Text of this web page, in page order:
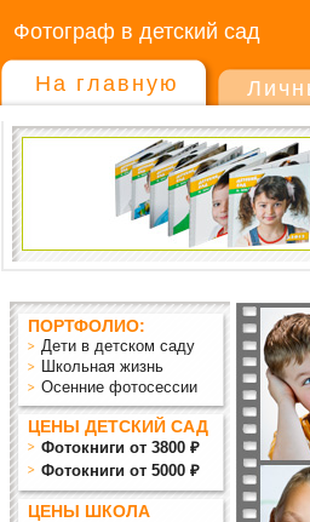
Фотограф в детский сад
На главную
ПОРТФОЛИО:
Дети в детском саду
Школьная жизнь
Осенние фотосессии
ЦЕНЫ ДЕТСКИЙ САД
Фотокниги от 3800 ₽
Фотокниги от 5000 ₽
ЦЕНЫ ШКОЛА